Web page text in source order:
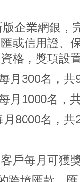
企業網銀，
或信用證、
格，獎項設
月300名，共
月1000名，
8000名，共
戶每月可獲